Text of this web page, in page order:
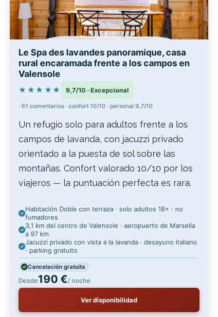
Le Spa des lavandes panoramique, casa
rural encaramada frente a los campos en
Valensole
★★★★★ 9,7/10 · Excepcional
· 61 comentarios · confort 10/10 · personal 9,7/10
Un refugio solo para adultos frente a los
campos de lavanda, con jacuzzi privado
orientado a la puesta de sol sobre las
montañas. Confort valorado 10/10 por los
viajeros — la puntuación perfecta es rara.
Habitación Doble con terraza · solo adultos 18+ · no
fumadores
3,1 km del centro de Valensole · aeropuerto de Marsella
a 97 km
Jacuzzi privado con vista a la lavanda · desayuno italiano
· parking gratuito
Cancelación gratuita
Desde190 €/ noche
Ver disponibilidad